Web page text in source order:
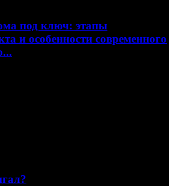
под ключ: этапы
и особенности современного